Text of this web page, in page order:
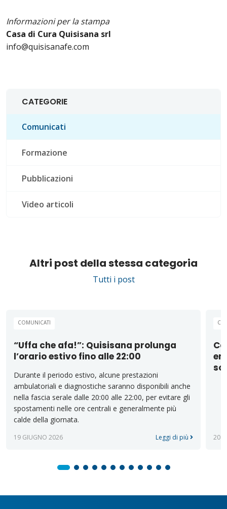
Informazioni per la stampa
Casa di Cura Quisisana srl
info@quisisanafe.com
CATEGORIE
Comunicati
Formazione
Pubblicazioni
Video articoli
Altri post della stessa categoria
Tutti i post
COMUNICATI
“Uffa che afa!”: Quisisana prolunga
l’orario estivo fino alle 22:00
Durante il periodo estivo, alcune prestazioni
ambulatoriali e diagnostiche saranno disponibili anche
nella fascia serale dalle 20:00 alle 22:00, per evitare gli
spostamenti nelle ore centrali e generalmente più
calde della giornata.
19 GIUGNO 2026 Leggi di più 20